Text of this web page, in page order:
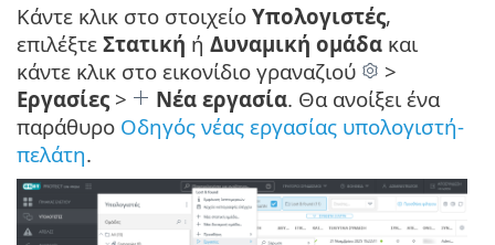
Κάντε κλικ στο στοιχείο Υπολογιστές,
επιλέξτε Στατική ή Δυναμική ομάδα και
κάντε κλικ στο εικονίδιο γραναζιού
>
Εργασίες > Νέα εργασία. Θα ανοίξει ένα
παράθυρο Οδηγός νέας εργασίας υπολογιστή-
πελάτη.